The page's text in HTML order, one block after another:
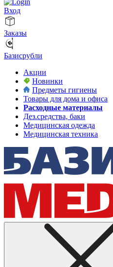
Вход
Заказы
Базисрубли
Акции
Новинки
Предметы гигиены
Товары для дома и офиса
Расходные материалы
Дез.средства, баки
Медицинская одежда
Медицинская техника